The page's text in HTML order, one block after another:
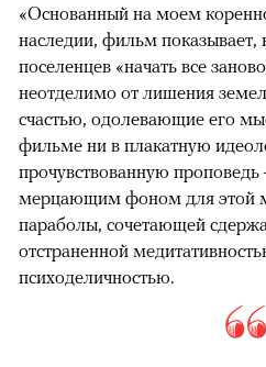
«Основанный на моем
наследии, фильм показывает,
поселенцев «начать все
неотделимо от лишения
счастью, одолевающие его
фильме ни в плакатную
прочувствованную
мерцающим фоном для этой
параболы, сочетающей
отстраненной
психоделичностью.